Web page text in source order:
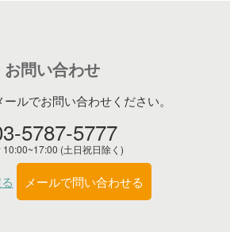
お問い合わせ
ルでお問い合わせください。
5787-5777
10:00~17:00 (土日祝日除く)
メールで問い合わせる